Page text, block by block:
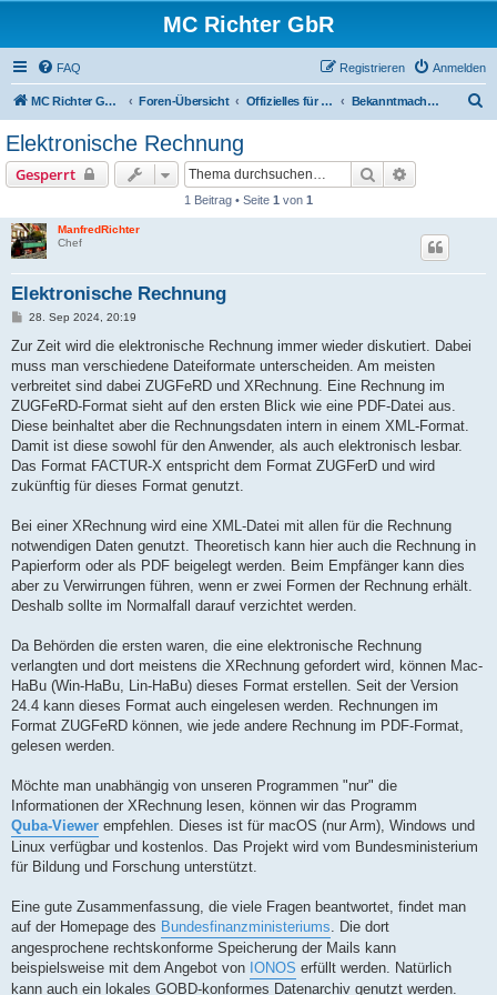
MC Richter GbR
FAQ Anmelden
Registrieren
MC Richter GbR (Impressum / Datenschutz) Foren-Übersicht Offizielles für Jedermann Bekanntmachungen
Elektronische Rechnung
Gesperrt Suche
1 Beitrag • Seite 1 von 1
ManfredRichter
Chef
Elektronische Rechnung
B
i
r
a
28. Sep 2024, 20:19
Zur Zeit wird die elektronische Rechnung immer wieder diskutiert. Dabei
muss man verschiedene Dateiformate unterscheiden. Am meisten
verbreitet sind dabei ZUGFeRD und XRechnung. Eine Rechnung im
ZUGFeRD-Format sieht auf den ersten Blick wie eine PDF-Datei aus.
Diese beinhaltet aber die Rechnungsdaten intern in einem XML-Format.
Damit ist diese sowohl für den Anwender, als auch elektronisch lesbar.
Das Format FACTUR-X entspricht dem Format ZUGFerD und wird
zukünftig für dieses Format genutzt.
Bei einer XRechnung wird eine XML-Datei mit allen für die Rechnung
notwendigen Daten genutzt. Theoretisch kann hier auch die Rechnung in
Papierform oder als PDF beigelegt werden. Beim Empfänger kann dies
aber zu Verwirrungen führen, wenn er zwei Formen der Rechnung erhält.
Deshalb sollte im Normalfall darauf verzichtet werden.
Da Behörden die ersten waren, die eine elektronische Rechnung
verlangten und dort meistens die XRechnung gefordert wird, können Mac-
HaBu (Win-HaBu, Lin-HaBu) dieses Format erstellen. Seit der Version
24.4 kann dieses Format auch eingelesen werden. Rechnungen im
Format ZUGFeRD können, wie jede andere Rechnung im PDF-Format,
gelesen werden.
Möchte man unabhängig von unseren Programmen "nur" die
Informationen der XRechnung lesen, können wir das Programm
Quba-Viewer empfehlen. Dieses ist für macOS (nur Arm), Windows und
Linux verfügbar und kostenlos. Das Projekt wird vom Bundesministerium
für Bildung und Forschung unterstützt.
Eine gute Zusammenfassung, die viele Fragen beantwortet, findet man
auf der Homepage des Bundesfinanzministeriums. Die dort
angesprochene rechtskonforme Speicherung der Mails kann
beispielsweise mit dem Angebot von IONOS erfüllt werden. Natürlich
kann auch ein lokales GOBD-konformes Datenarchiv genutzt werden.